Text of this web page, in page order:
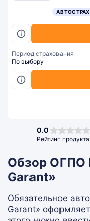
Период страхования
По выбору
0.0
Рейтинг продукта
Обзор ОГПО
Garant»
Обязательное
Garant»